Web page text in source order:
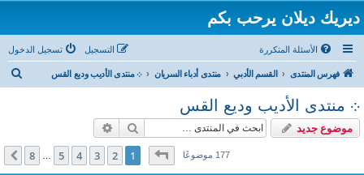
ديريك ديلان يرحب بكم
الأسئلة المتكررة تسجيل الدخول التسجيل
فهرس المنتدى القسم الأدبي منتدى أدباء السريان ܀ منتدى الأديب وديع القس
ب
܀ منتدى الأديب وديع القس
موضوع جديد بحث
177 موضوعًا صفحة1 من8
1
2
3
4
5
8 التالي